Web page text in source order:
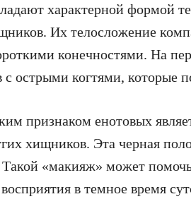
характерной формой
Их телосложение
конечностями. На
с острыми когтями, которые
признаком енотовых
хищников. Эта черная
Такой «макияж» может
в темное время